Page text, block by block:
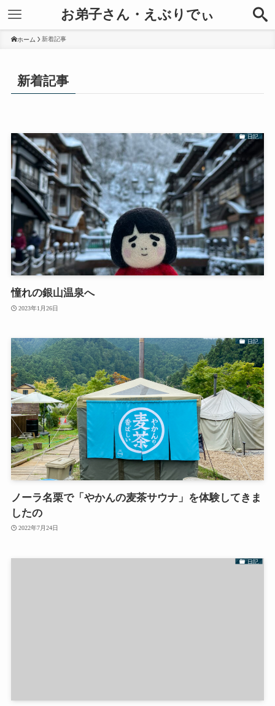
お弟子さん・えぶりでぃ
ホーム 新着記事
新着記事
日記
憧れの銀山温泉へ
2023年1月26日
日記
ノーラ名栗で「やかんの麦茶サウナ」を体験してきま
したの
2022年7月24日
日記